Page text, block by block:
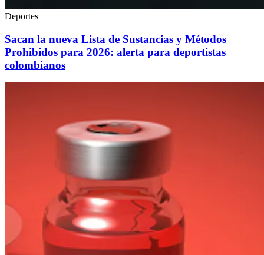
Deportes
Sacan la nueva Lista de Sustancias y Métodos
Prohibidos para 2026: alerta para deportistas
colombianos